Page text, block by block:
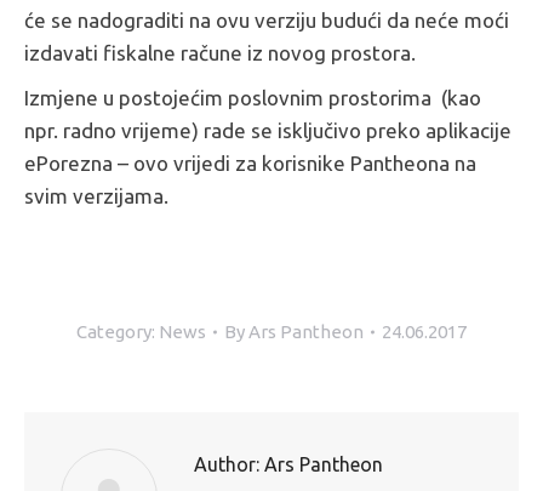
će se nadograditi na ovu verziju budući da neće moći
izdavati fiskalne račune iz novog prostora.
Izmjene u postojećim poslovnim prostorima (kao
npr. radno vrijeme) rade se isključivo preko aplikacije
ePorezna – ovo vrijedi za korisnike Pantheona na
svim verzijama.
Category: News By Ars Pantheon 24.06.2017
Author: Ars Pantheon